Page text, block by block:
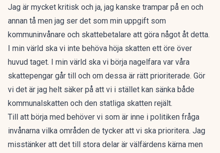
Jag är mycket kritisk och ja, jag kanske trampar på en och
annan tå men jag ser det som min uppgift som
kommuninvånare och skattebetalare att göra något åt detta.
I min värld ska vi inte behöva höja skatten ett öre över
huvud taget. I min värld ska vi börja nagelfara var våra
skattepengar går till och om dessa är rätt prioriterade. Gör
vi det är jag helt säker på att vi i stället kan sänka både
kommunalskatten och den statliga skatten rejält.
Till att börja med behöver vi som är inne i politiken fråga
invånarna vilka områden de tycker att vi ska prioritera. Jag
misstänker att det till stora delar är välfärdens kärna men